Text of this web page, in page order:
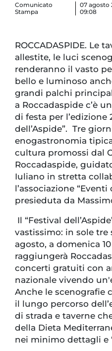
Comunicato
Stampa
07 agosto
09:08
ROCCADASPIDE. Le
allestite, le luci
renderanno il vasto
bello e luminoso
grandi palchi
a Roccadaspide c’è
di festa per l’edizione
dell’Aspide”. Tre
enogastronomia
cultura promossi dal
Roccadaspide,
Iuliano in stretta
l’associazione “Eventi
presieduta da
Il “Festival
vastissimo: in sole tre
agosto, a domenica
raggiungerà
concerti gratuiti con
nazionale vivendo
Anche le scenografie
il lungo percorso
di strada e taverne
della Dieta
nei minimo dettagli e